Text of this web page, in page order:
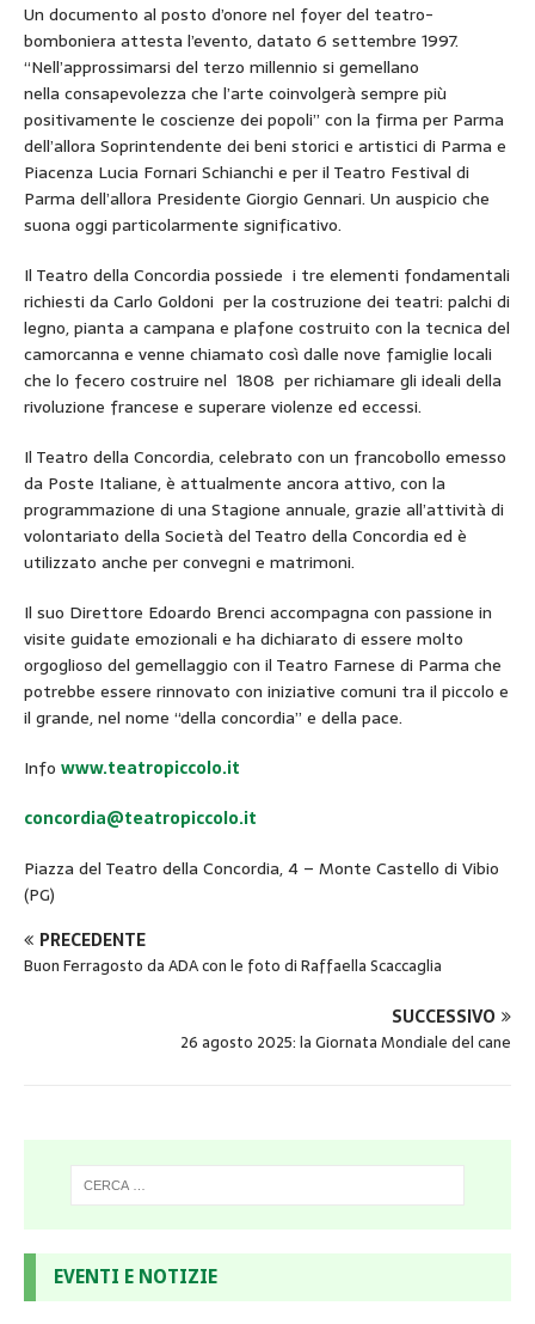
Un documento al posto d’onore nel foyer del teatro-
bomboniera attesta l’evento, datato 6 settembre 1997.
“Nell’approssimarsi del terzo millennio si gemellano
nella consapevolezza che l’arte coinvolgerà sempre più
positivamente le coscienze dei popoli” con la firma per Parma
dell’allora Soprintendente dei beni storici e artistici di Parma e
Piacenza Lucia Fornari Schianchi e per il Teatro Festival di
Parma dell’allora Presidente Giorgio Gennari. Un auspicio che
suona oggi particolarmente significativo.
Il Teatro della Concordia possiede i tre elementi fondamentali
richiesti da Carlo Goldoni per la costruzione dei teatri: palchi di
legno, pianta a campana e plafone costruito con la tecnica del
camorcanna e venne chiamato così dalle nove famiglie locali
che lo fecero costruire nel 1808 per richiamare gli ideali della
rivoluzione francese e superare violenze ed eccessi.
Il Teatro della Concordia, celebrato con un francobollo emesso
da Poste Italiane, è attualmente ancora attivo, con la
programmazione di una Stagione annuale, grazie all’attività di
volontariato della Società del Teatro della Concordia ed è
utilizzato anche per convegni e matrimoni.
Il suo Direttore Edoardo Brenci accompagna con passione in
visite guidate emozionali e ha dichiarato di essere molto
orgoglioso del gemellaggio con il Teatro Farnese di Parma che
potrebbe essere rinnovato con iniziative comuni tra il piccolo e
il grande, nel nome “della concordia” e della pace.
Info www.teatropiccolo.it
concordia@teatropiccolo.it
Piazza del Teatro della Concordia, 4 – Monte Castello di Vibio
(PG)
PRECEDENTE
Buon Ferragosto da ADA con le foto di Raffaella Scaccaglia
SUCCESSIVO
26 agosto 2025: la Giornata Mondiale del cane
EVENTI E NOTIZIE